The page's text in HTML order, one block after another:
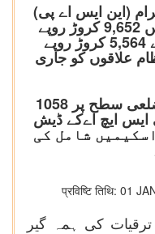
(این ایس اے پی)
کے لیے مالی سال26-2025 میں 9,652 کروڑ روپے
مختص کیے گئے، جن میں سے 5,564 کروڑ روپے
علاقوں کو جاری
ڈی آئی ایس ایچ اےکے تحت ضلعی سطح پر 1058
ایس ایچ اےکے ڈیش
بورڈ میں مجموعی طور پر 8 اسکیمیں شامل کی
प्रविष्टि तिथि: 01
ترقیات کی ہمہ گیر